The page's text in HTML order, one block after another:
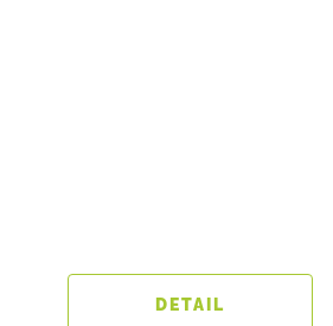
DETAIL